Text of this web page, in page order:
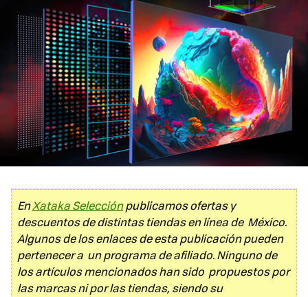
EnXataka Selecciónpublicamos ofertas y
descuentos de distintas tiendas en línea de México.
Algunos de los enlaces de esta publicación pueden
pertenecer a un programa de afiliado. Ninguno de
los artículos mencionados han sido propuestos por
las marcas ni por las tiendas, siendo su